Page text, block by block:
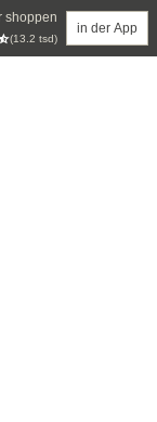
shoppen
(13.2 tsd)
in der App